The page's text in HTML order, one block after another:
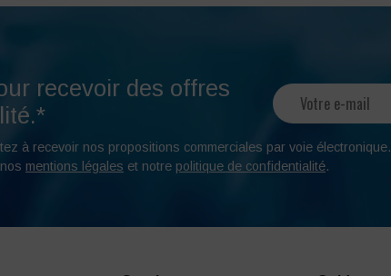
recevoir des offres
à recevoir nos propositions commerciales par voie électronique.
mentions légales et notre politique de confidentialité.